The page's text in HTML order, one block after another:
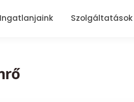
Ingatlanjaink Szolgáltatások